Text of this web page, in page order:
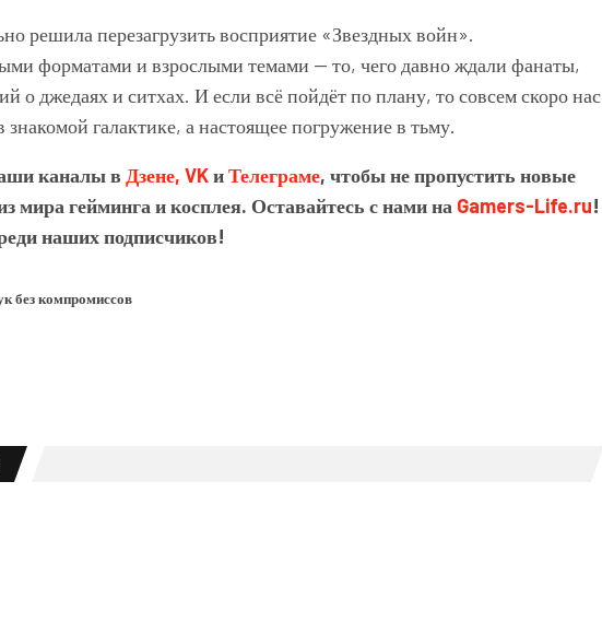
решила перезагрузить восприятие «Звездных войн».
форматами и взрослыми темами — то, чего давно ждали фанаты,
о джедаях и ситхах. И если всё пойдёт по плану, то совсем скоро нас
галактике, а настоящее погружение в тьму.
каналы в Дзене, VKиТелеграме, чтобы не пропустить новые
мира гейминга и косплея. Оставайтесь с нами на Gamers-Life.ru!
наших подписчиков!
без компромиссов